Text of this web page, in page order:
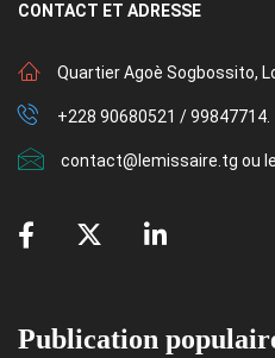
CONTACT ET ADRESSE
Quartier Agoè Sogbossito,
+228 90680521 / 99847714.
contact@lemissaire.tg ou
Publication